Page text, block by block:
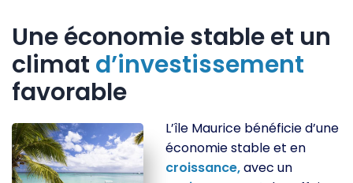
Une économie stable et un
climat d’investissement
favorable
L’île Maurice bénéficie d’une
économie stable et en
croissance,avec un